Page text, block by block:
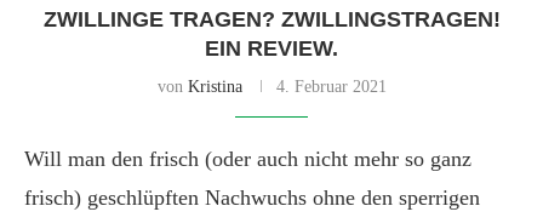
ZWILLINGE TRAGEN? ZWILLINGSTRAGEN!
EIN REVIEW.
von Kristina 4. Februar 2021
Will man den frisch (oder auch nicht mehr so ganz
frisch) geschlüpften Nachwuchs ohne den sperrigen